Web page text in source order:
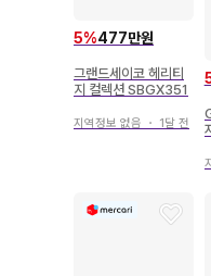
5%477만원
그랜드세이코 헤리티
지 컬렉션 SBGX351
지역정보 없음 ・ 1달 전